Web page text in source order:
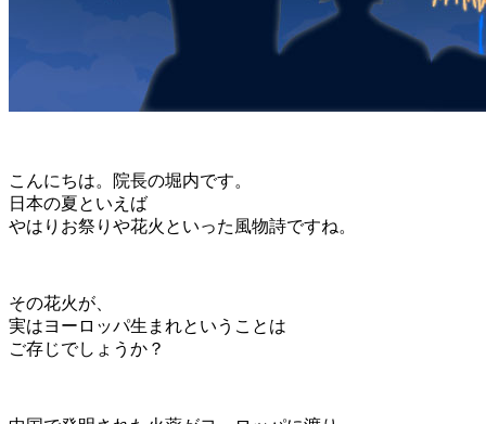
こんにちは。院長の堀内です。
日本の夏といえば
やはりお祭りや花火といった風物詩ですね。
その花火が、
実はヨーロッパ生まれということは
ご存じでしょうか？